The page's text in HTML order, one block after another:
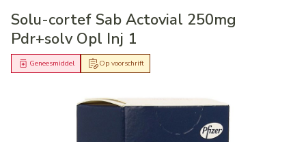
Solu-cortef Sab Actovial 250mg
Pdr+solv Opl Inj 1
Op voorschrift
Geneesmiddel